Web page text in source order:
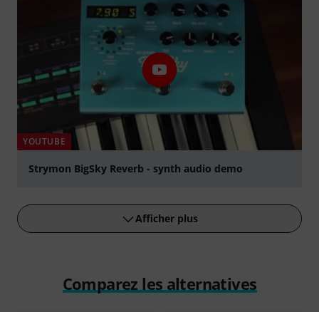
YOUTUBE
Strymon BigSky Reverb - synth audio demo
Afficher plus
Comparez les alternatives